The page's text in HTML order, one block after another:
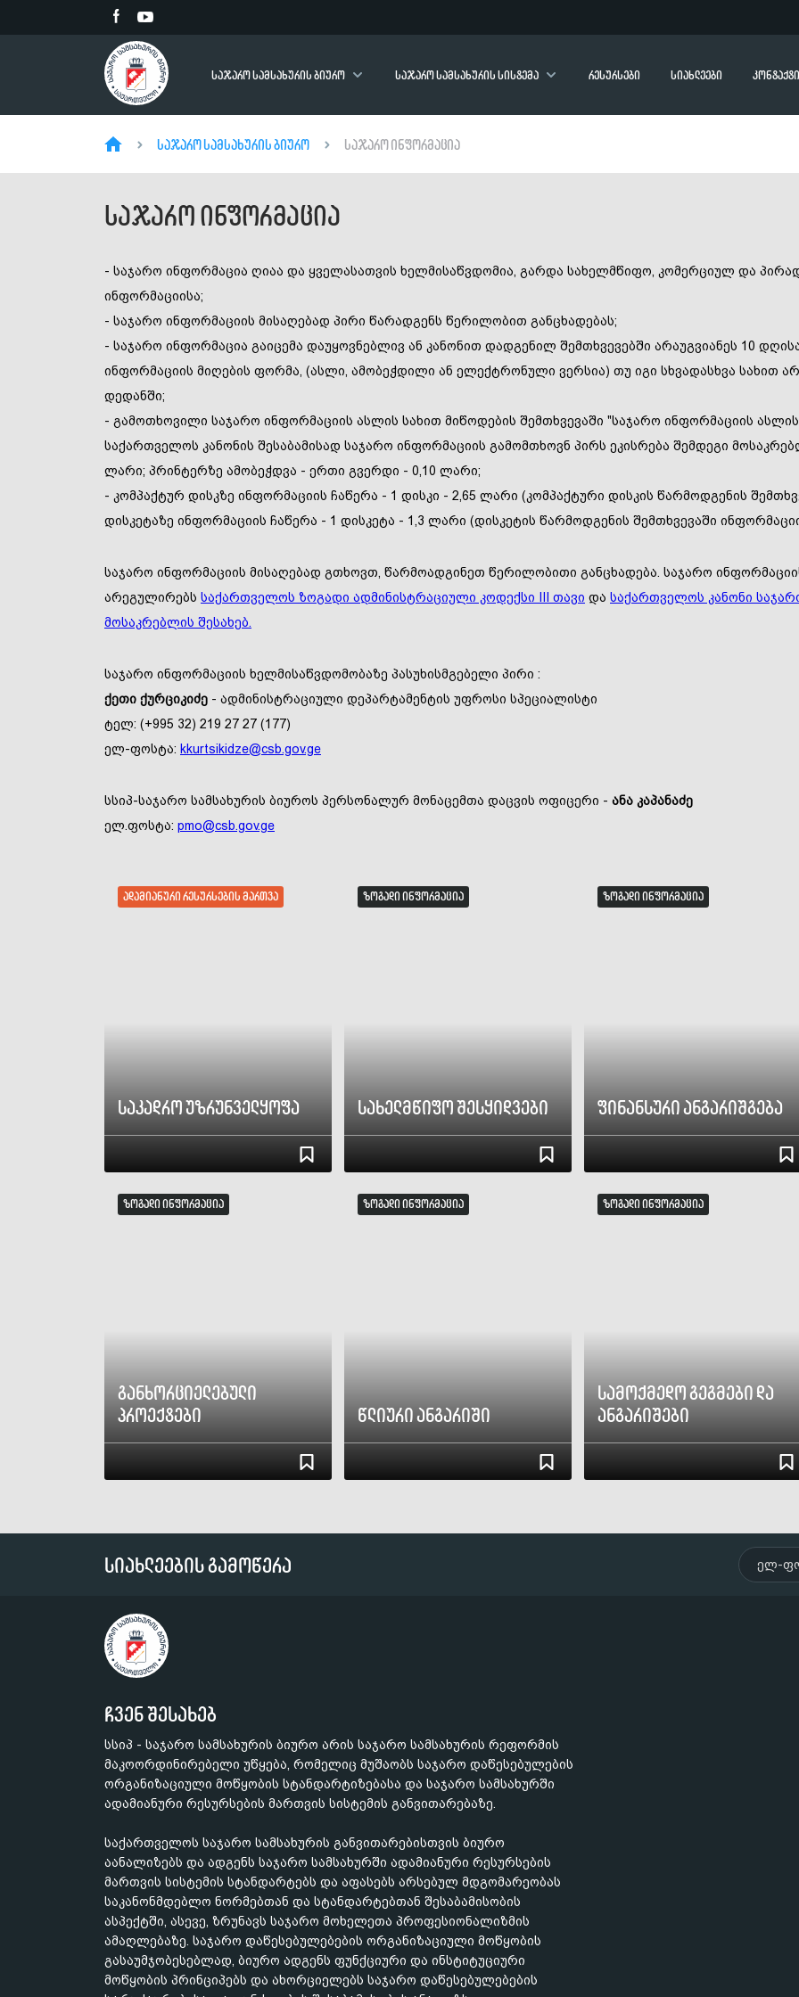
საჯარო სამსახურის ბიურო საჯარო სამსახურის სისტემა რესურსები სიახლეები კონტაქტი
საჯარო სამსახურის ბიურო საჯარო ინფორმაცია
საჯარო ინფორმაცია
- საჯარო ინფორმაცია ღიაა და ყველასათვის ხელმისაწვდომია, გარდა სახელმწიფო, კომერციულ და
ინფორმაციისა;
- საჯარო ინფორმაციის მისაღებად პირი წარადგენს წერილობით განცხადებას;
- საჯარო ინფორმაცია გაიცემა დაუყოვნებლივ ან კანონით დადგენილ შემთხვევებში არაუგვიანეს 10
ინფორმაციის მიღების ფორმა, (ასლი, ამობეჭდილი ან ელექტრონული ვერსია) თუ იგი სხვადასხვა სახით
დედანში;
- გამოთხოვილი საჯარო ინფორმაციის ასლის სახით მიწოდების შემთხვევაში "საჯარო ინფორმაციის
საქართველოს კანონის შესაბამისად საჯარო ინფორმაციის გამომთხოვნ პირს ეკისრება შემდეგი
ლარი; პრინტერზე ამობეჭდვა - ერთი გვერდი - 0,10 ლარი;
- კომპაქტურ დისკზე ინფორმაციის ჩაწერა - 1 დისკი - 2,65 ლარი (კომპაქტური დისკის წარმოდგენის
დისკეტაზე ინფორმაციის ჩაწერა - 1 დისკეტა - 1,3 ლარი (დისკეტის წარმოდგენის შემთხვევაში
საჯარო ინფორმაციის მისაღებად გთხოვთ, წარმოადგინეთ წერილობითი განცხადება. საჯარო
არეგულირებს საქართველოს ზოგადი ადმინისტრაციული კოდექსი III თავი და საქართველოს კანონი
მოსაკრებლის შესახებ.
საჯარო ინფორმაციის ხელმისაწვდომობაზე პასუხისმგებელი პირი :
ქეთი ქურციკიძე - ადმინისტრაციული დეპარტამენტის უფროსი სპეციალისტი
ტელ: (+995 32) 219 27 27 (177)
ელ-ფოსტა: kkurtsikidze@csb.gov.ge
სსიპ-საჯარო სამსახურის ბიუროს პერსონალურ მონაცემთა დაცვის ოფიცერი - ანა კაპანაძე
ელ.ფოსტა: pmo@csb.gov.ge
ადამიანური რესურსების მართვა
საკადრო უზრუნველყოფა
ზოგადი ინფორმაცია
სახელმწიფო შესყიდვები
ზოგადი ინფორმაცია
ფინანსური ანგარიშგება
ზოგადი ინფორმაცია
განხორციელებული
პროექტები
ზოგადი ინფორმაცია
წლიური ანგარიში
ზოგადი ინფორმაცია
სამოქმედო გეგმები და
ანგარიშები
სიახლეების გამოწერა
ჩვენ შესახებ
სსიპ - საჯარო სამსახურის ბიურო არის საჯარო სამსახურის რეფორმის
მაკოორდინირებელი უწყება, რომელიც მუშაობს საჯარო დაწესებულების
ორგანიზაციული მოწყობის სტანდარტიზებასა და საჯარო სამსახურში
ადამიანური რესურსების მართვის სისტემის განვითარებაზე.
საქართველოს საჯარო სამსახურის განვითარებისთვის ბიურო
აანალიზებს და ადგენს საჯარო სამსახურში ადამიანური რესურსების
მართვის სისტემის სტანდარტებს და აფასებს არსებულ მდგომარეობას
საკანონმდებლო ნორმებთან და სტანდარტებთან შესაბამისობის
ასპექტში, ასევე, ზრუნავს საჯარო მოხელეთა პროფესიონალიზმის
ამაღლებაზე. საჯარო დაწესებულებების ორგანიზაციული მოწყობის
გასაუმჯობესებლად, ბიურო ადგენს ფუნქციური და ინსტიტუციური
მოწყობის პრინციპებს და ახორციელებს საჯარო დაწესებულებების